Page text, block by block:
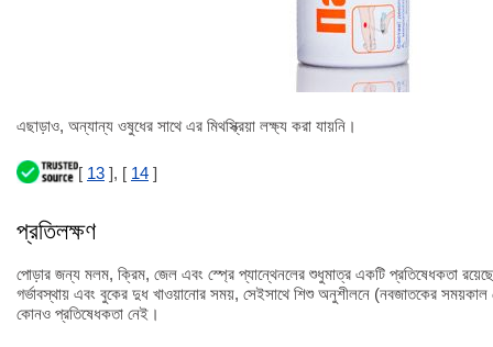
এছাড়াও, অন্যান্য ওষুধের সাথে এর মিথস্ক্রিয়া লক্ষ্য করা যায়নি।
[ 13 ], [ 14 ]
প্রতিলক্ষণ
পোড়ার জন্য মলম, ক্রিম, জেল এবং স্প্রে প্যান্থেনলের শুধুমাত্র একটি প্রতিষেধকতা রয়েছে
গর্ভাবস্থায় এবং বুকের দুধ খাওয়ানোর সময়, সেইসাথে শিশু অনুশীলনে (নবজাতকের
কোনও প্রতিষেধকতা নেই।